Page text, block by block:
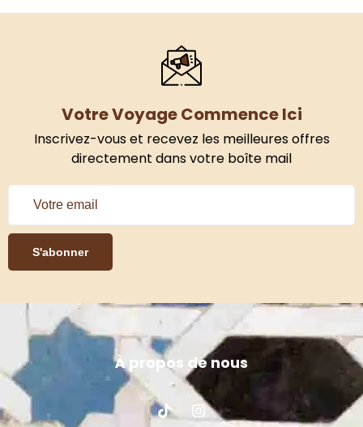
Votre Voyage Commence Ici
Inscrivez-vous et recevez les meilleures offres
directement dans votre boîte mail
S'abonner
À propos de nous